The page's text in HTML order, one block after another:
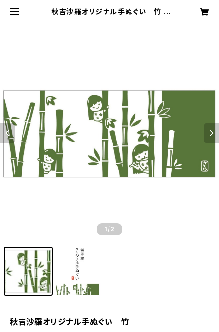
秋吉沙羅オリジナル手ぬぐい 竹 |
1 /2
秋吉沙羅オリジナル手ぬぐい 竹